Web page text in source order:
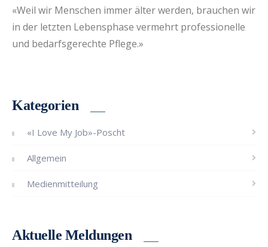
«Weil wir Menschen immer älter werden, brauchen wir
in der letzten Lebensphase vermehrt professionelle
und bedarfsgerechte Pflege.»
Kategorien
«I Love My Job»-Poscht
Allgemein
Medienmitteilung
Aktuelle Meldungen